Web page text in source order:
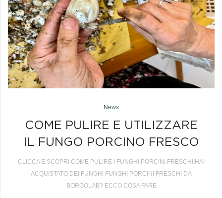
News
COME PULIRE E UTILIZZARE
IL FUNGO PORCINO FRESCO
CLICCA E SCOPRI COME PULIRE I FUNGHI PORCINI FRESCHI!HAI
ACQUISTATO DEI FUNGHI FUNGHI PORCINI FRESCHI DA
BORGOLAB? ECCO COSA FARE